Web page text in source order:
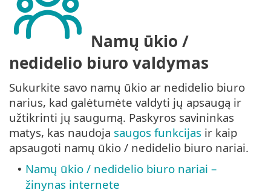
Namų ūkio /
nedidelio biuro valdymas
Sukurkite savo namų ūkio ar nedidelio biuro
narius, kad galėtumėte valdyti jų apsaugą ir
užtikrinti jų saugumą. Paskyros savininkas
matys, kas naudoja saugos funkcijas ir kaip
apsaugoti namų ūkio / nedidelio biuro nariai.
• Namų ūkio / nedidelio biuro nariai –
žinynas internete